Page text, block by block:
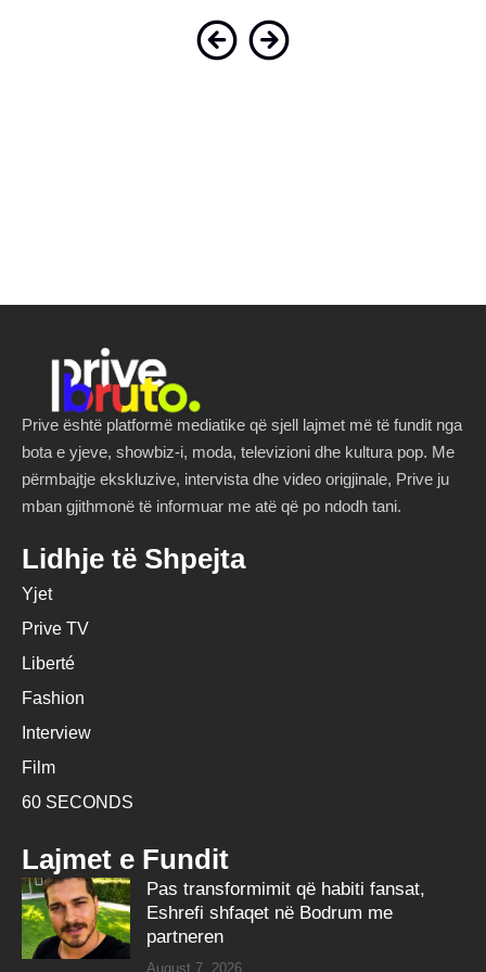
Prive është platformë mediatike që sjell lajmet më të fundit nga
bota e yjeve, showbiz-i, moda, televizioni dhe kultura pop. Me
përmbajtje ekskluzive, intervista dhe video origjinale, Prive ju
mban gjithmonë të informuar me atë që po ndodh tani.
Lidhje të Shpejta
Yjet
Prive TV
Liberté
Fashion
Interview
Film
60 SECONDS
Lajmet e Fundit
Pas transformimit që habiti fansat,
Eshrefi shfaqet në Bodrum me
partneren
August 7, 2026